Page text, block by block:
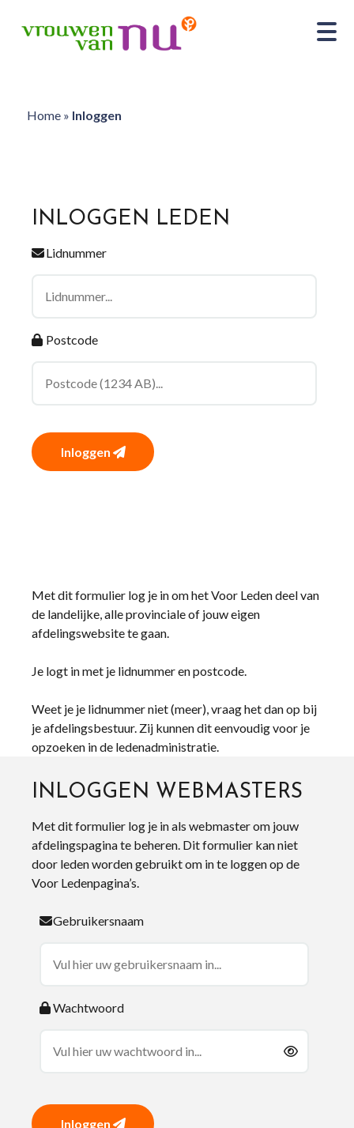
Home» Inloggen
INLOGGEN LEDEN
Lidnummer
Postcode
Inloggen
Met dit formulier log je in om het Voor Leden deel van
de landelijke, alle provinciale of jouw eigen
afdelingswebsite te gaan.
Je logt in met je lidnummer en postcode.
Weet je je lidnummer niet (meer), vraag het dan op bij
je afdelingsbestuur. Zij kunnen dit eenvoudig voor je
opzoeken in de ledenadministratie.
INLOGGEN WEBMASTERS
Met dit formulier log je in als webmaster om jouw
afdelingspagina te beheren. Dit formulier kan niet
door leden worden gebruikt om in te loggen op de
Voor Ledenpagina’s.
Gebruikersnaam
Wachtwoord
Inloggen